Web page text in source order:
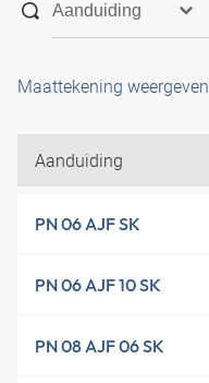
Maattekening weergeven
Aanduiding
PN 06 AJF SK
PN 06 AJF 10 SK
PN 08 AJF 06 SK